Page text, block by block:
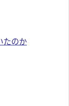
たのか